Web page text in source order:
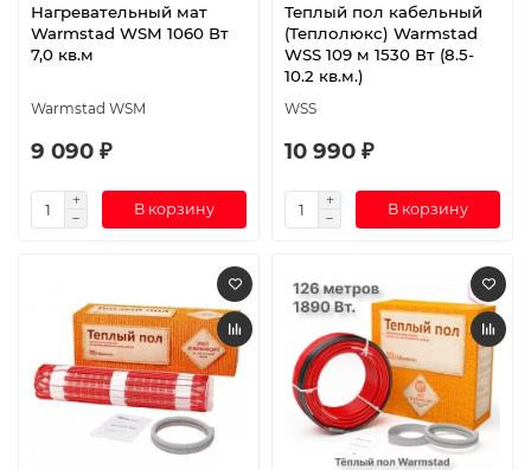
Нагревательный мат
Warmstad WSM 1060 Вт
7,0 кв.м
Warmstad WSM
9 090 ₽
В корзину
Теплый пол кабельный
(Теплолюкс) Warmstad
WSS 109 м 1530 Вт (8.5-
10.2 кв.м.)
WSS
10 990 ₽
В корзину